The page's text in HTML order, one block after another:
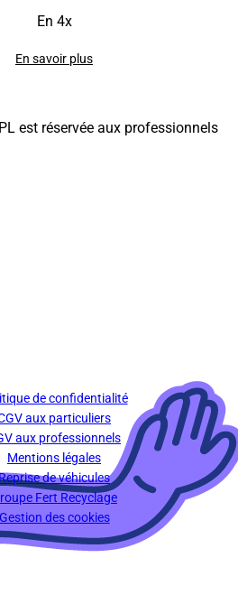
En 4x
En savoir plus
est réservée aux professionnels
de confidentialité
aux particuliers
aux professionnels
Mentions légales
de véhicules
Fert Recyclage
Gestion des cookies